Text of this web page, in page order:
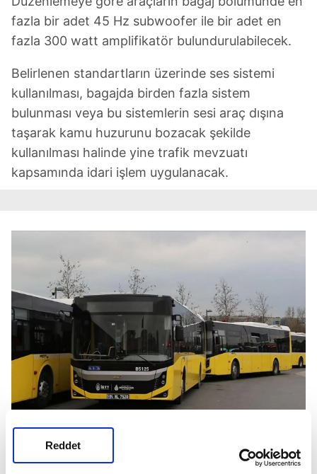
Reddet
fazla bir adet 45 Hz subwoofer ile bir adet en
fazla 300 watt amplifikatör bulundurulabilecek.
Belirlenen standartların üzerinde ses sistemi
kullanılması, bagajda birden fazla sistem
bulunması veya bu sistemlerin sesi araç dışına
taşarak kamu huzurunu bozacak şekilde
kullanılması halinde yine trafik mevzuatı
kapsamında idari işlem uygulanacak.
TOPLU TAŞIMA ARAÇLARINDA GÖRÜNTÜ